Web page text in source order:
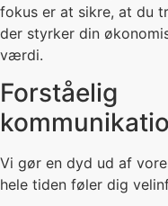
fokus er at sikre, at du
der styrker din
værdi.
Forståelig
Vi gør en dyd ud af
hele tiden føler dig